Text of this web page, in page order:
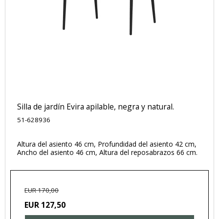
Silla de jardín Evira apilable, negra y natural.
51-628936
Altura del asiento 46 cm, Profundidad del asiento 42 cm,
Ancho del asiento 46 cm, Altura del reposabrazos 66 cm.
EUR 170,00
EUR 127,50